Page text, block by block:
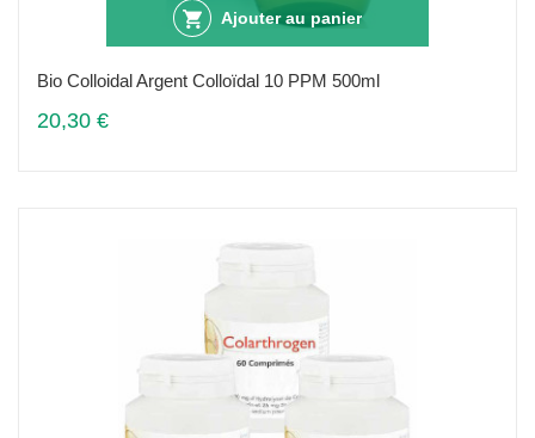
Ajouter au panier
Bio Colloidal Argent Colloïdal 10 PPM 500ml
20,30 €